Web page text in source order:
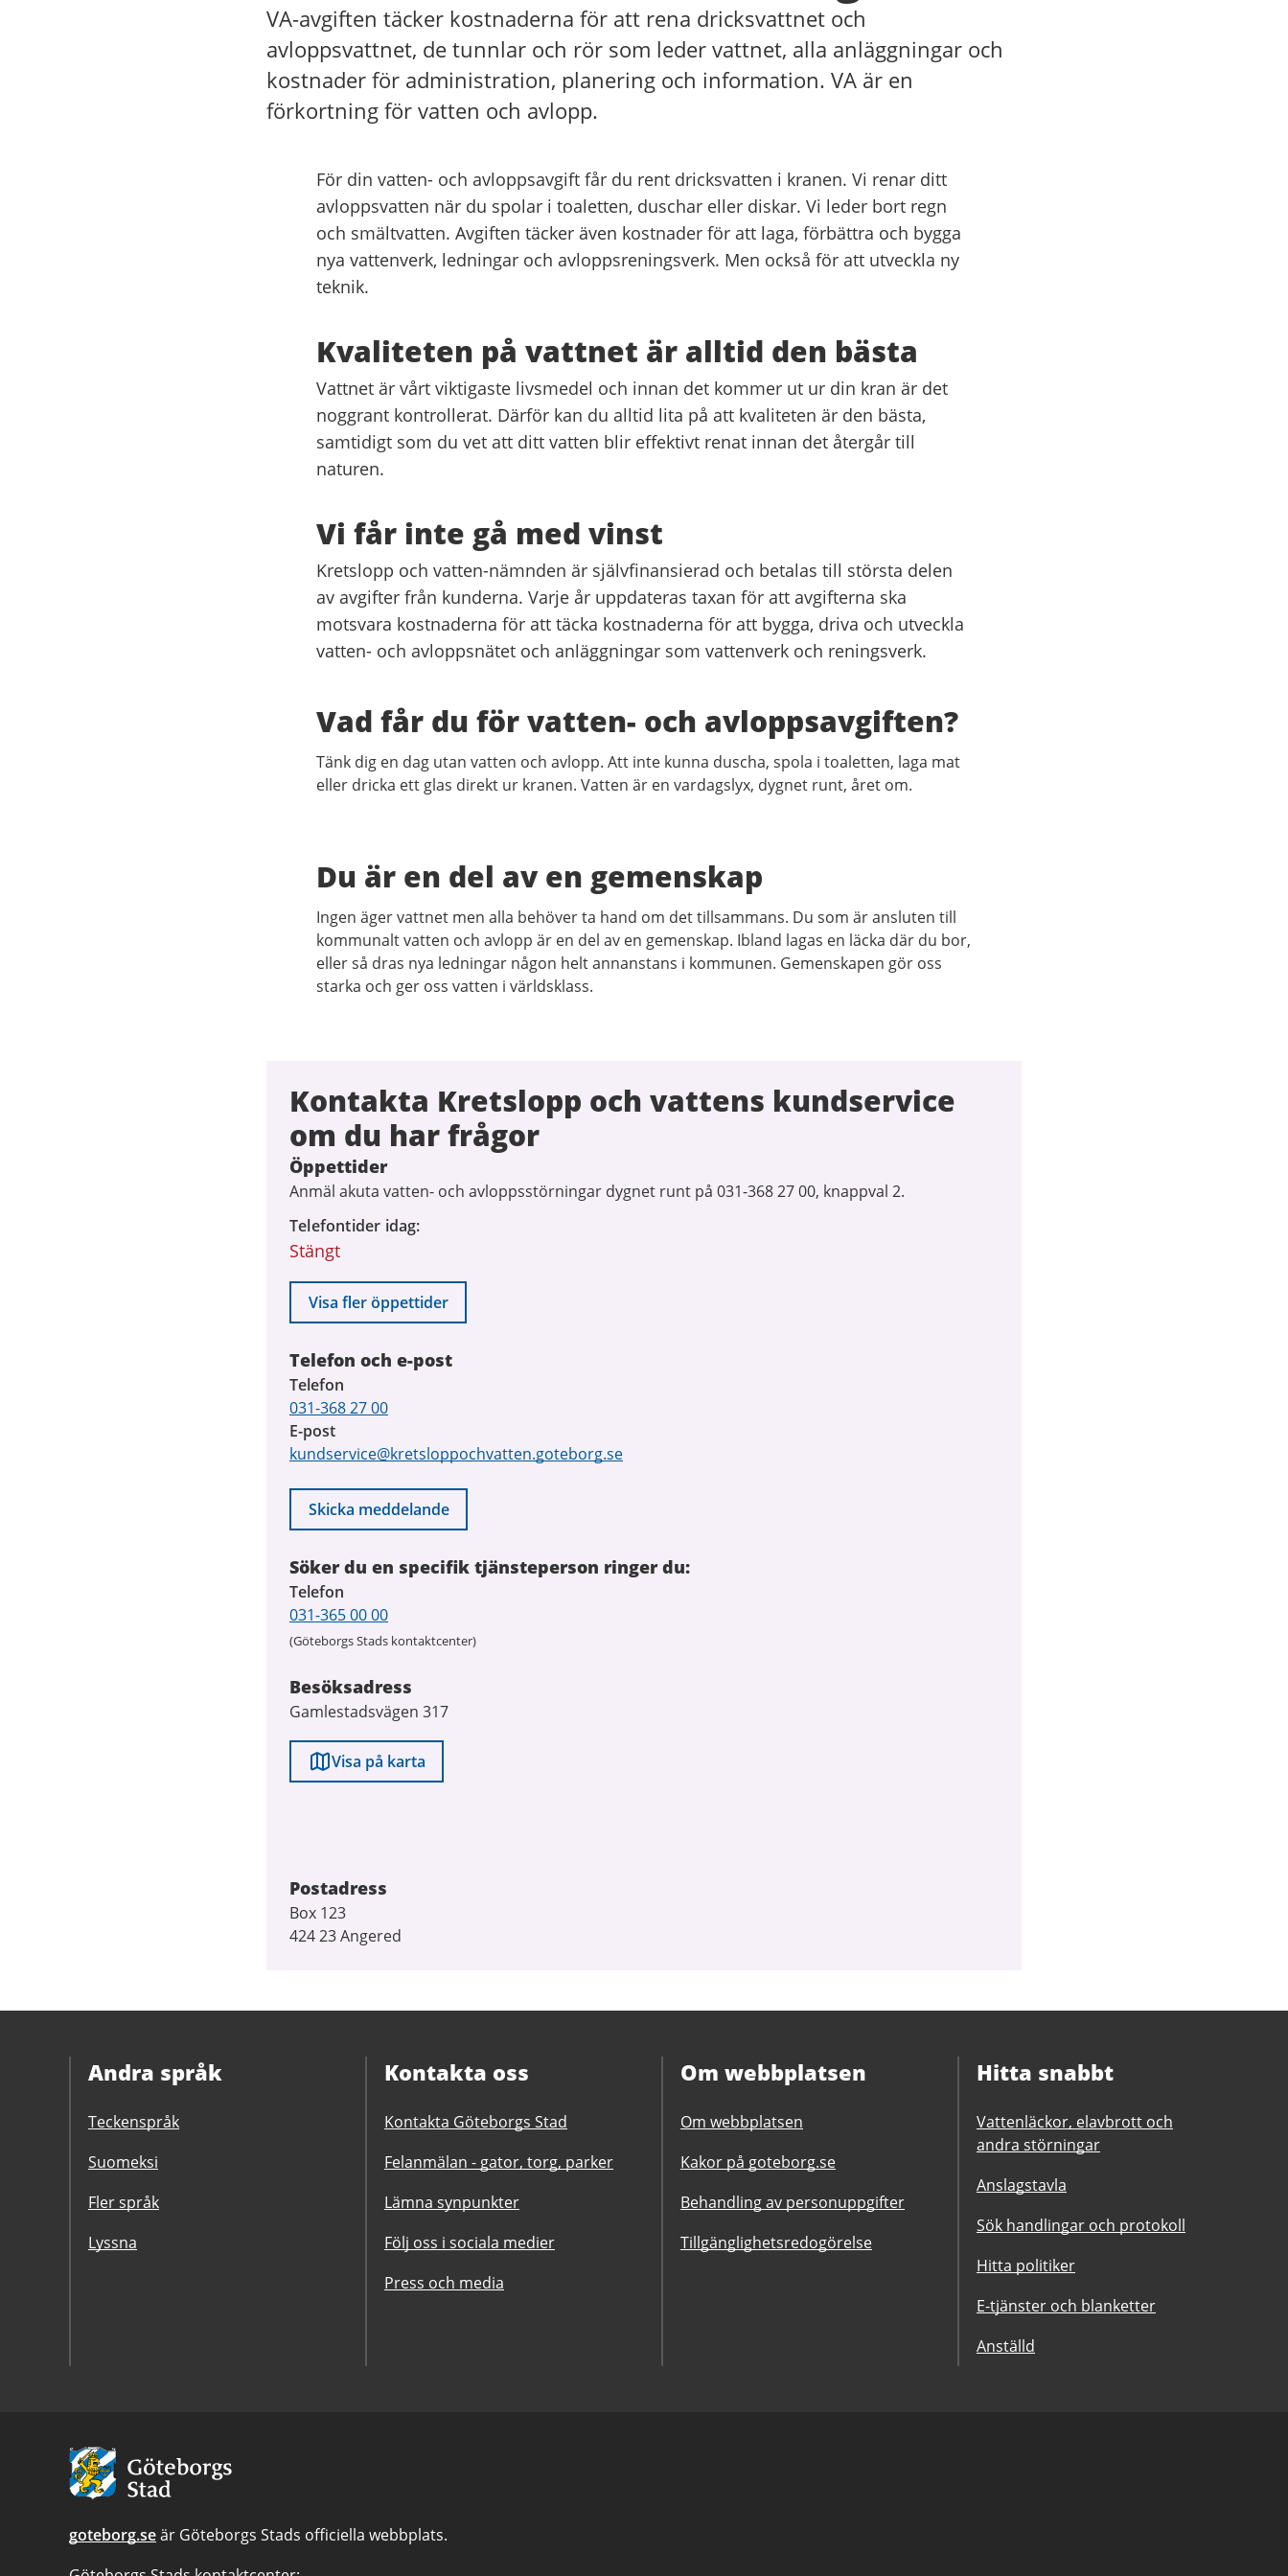
VA-avgiften täcker kostnaderna för att rena dricksvattnet och
avloppsvattnet, de tunnlar och rör som leder vattnet, alla anläggningar och
kostnader för administration, planering och information. VA är en
förkortning för vatten och avlopp.
För din vatten- och avloppsavgift får du rent dricksvatten i kranen. Vi renar ditt
avloppsvatten när du spolar i toaletten, duschar eller diskar. Vi leder bort regn
och smältvatten. Avgiften täcker även kostnader för att laga, förbättra och bygga
nya vattenverk, ledningar och avloppsreningsverk. Men också för att utveckla ny
teknik.
Kvaliteten på vattnet är alltid den bästa
Vattnet är vårt viktigaste livsmedel och innan det kommer ut ur din kran är det
noggrant kontrollerat. Därför kan du alltid lita på att kvaliteten är den bästa,
samtidigt som du vet att ditt vatten blir effektivt renat innan det återgår till
naturen.
Vi får inte gå med vinst
Kretslopp och vatten-nämnden är självfinansierad och betalas till största delen
av avgifter från kunderna. Varje år uppdateras taxan för att avgifterna ska
motsvara kostnaderna för att täcka kostnaderna för att bygga, driva och utveckla
vatten- och avloppsnätet och anläggningar som vattenverk och reningsverk.
Vad får du för vatten- och avloppsavgiften?
Tänk dig en dag utan vatten och avlopp. Att inte kunna duscha, spola i toaletten, laga mat
eller dricka ett glas direkt ur kranen. Vatten är en vardagslyx, dygnet runt, året om.
Du är en del av en gemenskap
Ingen äger vattnet men alla behöver ta hand om det tillsammans. Du som är ansluten till
kommunalt vatten och avlopp är en del av en gemenskap. Ibland lagas en läcka där du bor,
eller så dras nya ledningar någon helt annanstans i kommunen. Gemenskapen gör oss
starka och ger oss vatten i världsklass.
Kontakta Kretslopp och vattens kundservice
om du har frågor
Öppettider
Anmäl akuta vatten- och avloppsstörningar dygnet runt på 031-368 27 00, knappval 2.
Telefontider idag
Stängt
Visa fler öppettider
Telefon och e-post
Telefon
031-368 27 00
E-post
kundservice@kretsloppochvatten.goteborg.se
Skicka meddelande
Söker du en specifik tjänsteperson ringer du:
Telefon
031-365 00 00
(Göteborgs Stads kontaktcenter)
Besöksadress
Gamlestadsvägen 317
Visa på karta
Postadress
Box 123
424 23 Angered
Andra språk
Teckenspråk
Suomeksi
Fler språk
Lyssna
Kontakta oss
Kontakta Göteborgs Stad
Felanmälan - gator, torg, parker
Lämna synpunkter
Följ oss i sociala medier
Press och media
Om webbplatsen
Om webbplatsen
Kakor på goteborg.se
Behandling av personuppgifter
Tillgänglighetsredogörelse
Hitta snabbt
Vattenläckor, elavbrott och
andra störningar
Anslagstavla
Sök handlingar och protokoll
Hitta politiker
E-tjänster och blanketter
Anställd
Avsändare:
Göteborgs
Stad
goteborg.seär Göteborgs Stads officiella webbplats.